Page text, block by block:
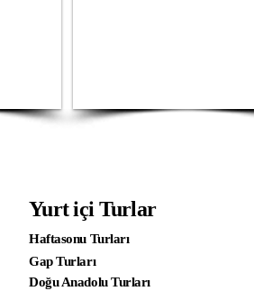
Yurt içi Turlar
Haftasonu Turları
Gap Turları
Doğu Anadolu Turları